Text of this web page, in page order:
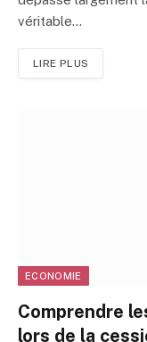
véritable…
LIRE PLUS
ECONOMIE
Comprendre
lors de la